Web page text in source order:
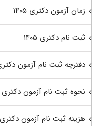
زمان آزمون دکتری ۱۴۰۵
ثبت نام دکتری ۱۴۰۵
دفترچه ثبت نام آزمون دکتری
نحوه ثبت نام آزمون دکتری ۱۴۰۴
هزینه ثبت نام آزمون دکتری